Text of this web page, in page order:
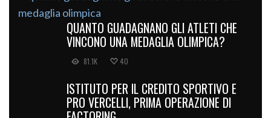
QUANTO GUADAGNANO GLI ATLETI CHE
VINCONO UNA MEDAGLIA OLIMPICA?
81.1K 40
ISTITUTO PER IL CREDITO SPORTIVO E
PRO VERCELLI, PRIMA OPERAZIONE DI